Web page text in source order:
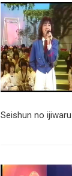
Seishun no ijiwaru